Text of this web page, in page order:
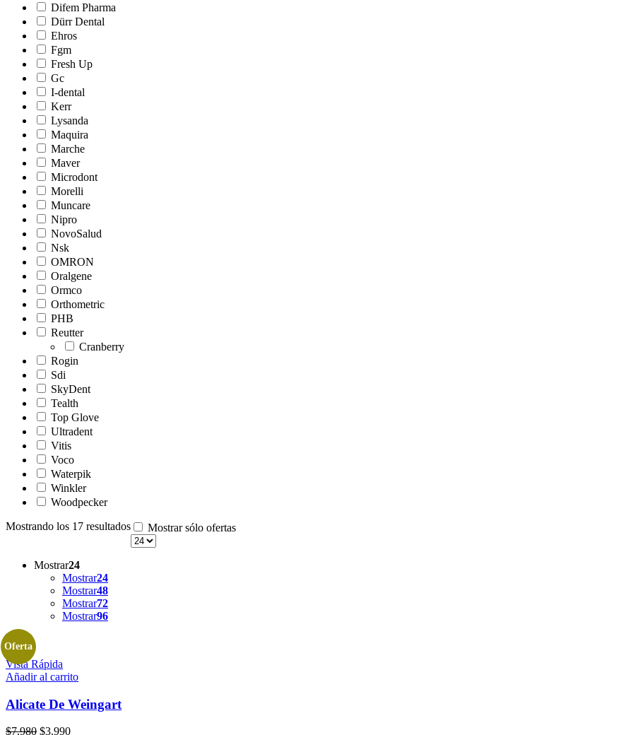
Difem Pharma
Dürr Dental
Ehros
Fgm
Fresh Up
Gc
I-dental
Kerr
Lysanda
Maquira
Marche
Maver
Microdont
Morelli
Muncare
Nipro
NovoSalud
Nsk
OMRON
Oralgene
Ormco
Orthometric
PHB
Reutter
Cranberry
Rogin
Sdi
SkyDent
Tealth
Top Glove
Ultradent
Vitis
Voco
Waterpik
Winkler
Woodpecker
Mostrando los 17 resultados
Mostrar sólo ofertas
Mostrar24
Mostrar24
Mostrar48
Mostrar72
Mostrar96
Oferta
Vista Rápida
Añadir al carrito
Alicate De Weingart
$7.980 El
$3.990El